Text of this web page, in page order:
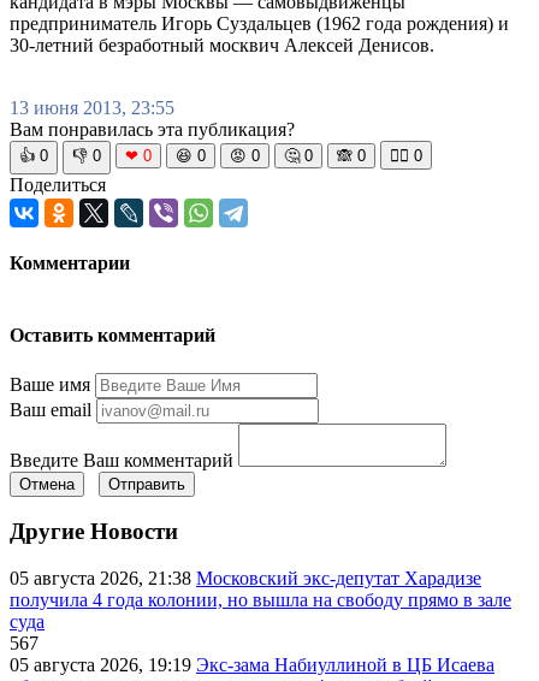
предприниматель Игорь Суздальцев (1962 года рождения) и
30-летний безработный москвич Алексей Денисов.
13 июня 2013, 23:55
Вам понравилась эта публикация?
👍 0 👎 0 ❤ 0 😆 0 😡 0 🤔 0 🙈 0 🧘‍♀️ 0
Поделиться
Комментарии
Оставить комментарий
Ваше имя
Ваш email
Введите Ваш комментарий
Отмена Отправить
Другие Новости
05 августа 2026, 21:38 Московский экс-депутат Харадизе
получила 4 года колонии, но вышла на свободу прямо в зале
суда
567
05 августа 2026, 19:19 Экс-зама Набиуллиной в ЦБ Исаева